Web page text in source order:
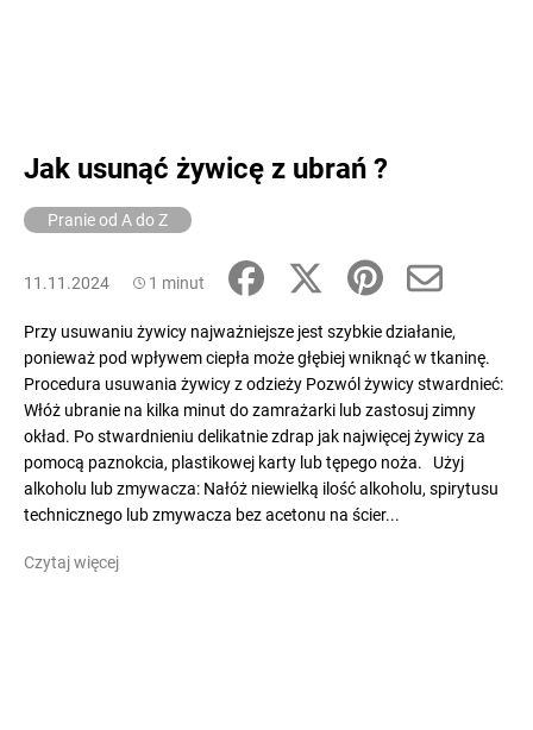
Jak usunąć żywicę z ubrań ?
Pranie od A do Z
11.11.2024 1 minut
Przy usuwaniu żywicy najważniejsze jest szybkie działanie,
ponieważ pod wpływem ciepła może głębiej wniknąć w tkaninę.
Procedura usuwania żywicy z odzieży Pozwól żywicy stwardnieć:
Włóż ubranie na kilka minut do zamrażarki lub zastosuj zimny
okład. Po stwardnieniu delikatnie zdrap jak najwięcej żywicy za
pomocą paznokcia, plastikowej karty lub tępego noża. Użyj
alkoholu lub zmywacza: Nałóż niewielką ilość alkoholu, spirytusu
technicznego lub zmywacza bez acetonu na ścier...
Czytaj więcej